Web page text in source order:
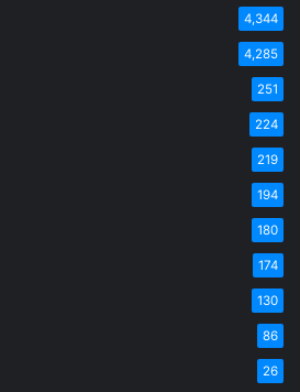
4,344
4,285
251
224
219
194
180
174
130
86
26